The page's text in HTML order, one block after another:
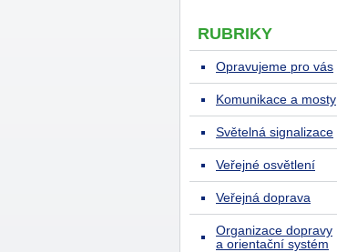
RUBRIKY
Opravujeme pro vás
Komunikace a mosty
Světelná signalizace
Veřejné osvětlení
Veřejná doprava
Organizace dopravy
a orientační systém